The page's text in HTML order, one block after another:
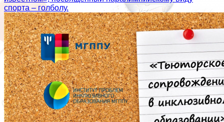
спорта – голболу.